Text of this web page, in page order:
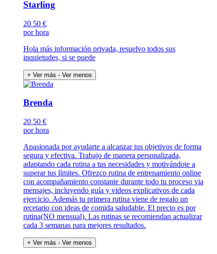
Starling
20 50 €
por hora
Hola más información privada, resuelvo todos sus
inquietudes, si se puede
+ Ver más - Ver menos
Brenda
20 50 €
por hora
Apasionada por ayudarte a alcanzar tus objetivos de forma
segura y efectiva. Trabajo de manera personalizada,
adaptando cada rutina a tus necesidades y motivándote a
superar tus límites. Ofrezco rutina de entrenamiento online
con acompañamiento constante durante todo tu proceso via
mensajes, incluyendo guía y videos explicativos de cada
ejercicio. Además tu primera rutina viene de regalo un
recetario con ideas de comida saludable. El precio es por
rutina(NO mensual). Las rutinas se recomiendan actualizar
cada 3 semanas para mejores resultados.
+ Ver más - Ver menos